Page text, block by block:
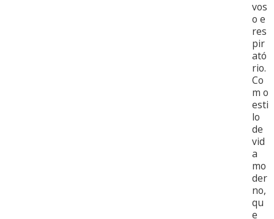
vos
o e
res
pir
ató
rio.
Co
m o
esti
lo
de
vid
a
mo
der
no,
qu
e